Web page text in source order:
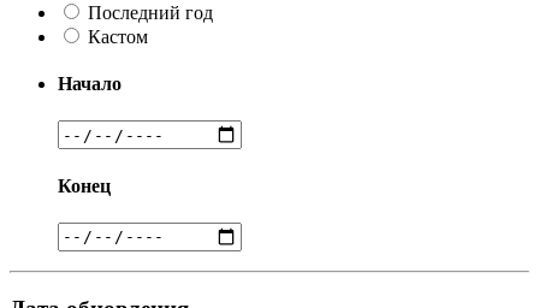
Последний год
Кастом
Начало
Конец